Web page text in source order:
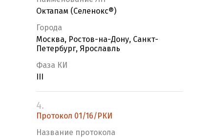
Октапам (Селенокс®)
Города
Москва, Ростов-на-Дону, Санкт-
Петербург, Ярославль
Фаза КИ
4.
Протокол 01/16/РКИ
Название протокола